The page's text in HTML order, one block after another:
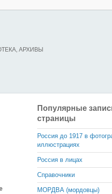
АРХИВЫ
Популярные
страницы
Россия до 1917 в
иллюстрациях
Россия в лицах
Справочники
МОРДВА (мордовцы)